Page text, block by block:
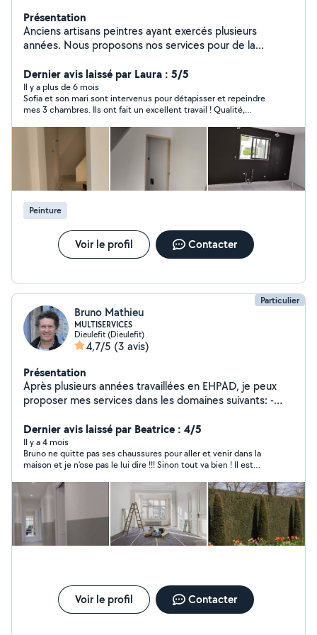
Présentation
Anciens artisans peintres ayant exercés plusieurs
années. Nous proposons nos services pour de la
de maçonnerie, placo et joints, peinture portail volets et
portes... Etc. Nous essayons de garder des prix corrects
pour que tout le monde puisse s'y retrouver. Personne
sérieuses et soignées ayant le souci du détail. Pour plus
de renseignements n'hésitez pas à nous envoyer un
petit message devis gratuit.
Dernier avis laissé par Laura : 5/5
Il y a plus de 6 mois
Sofia et son mari sont intervenus pour détapisser et repeindre
mes 3 chambres. Ils ont fait un excellent travail ! Qualité,
ne manquerai pas de refaire appel à eux en cas de besoin !
Peinture
Voir le profil Contacter
Particulier
Bruno Mathieu
MULTISERVICES
Dieulefit (Dieulefit)
4,7/5 (3 avis)
Présentation
Après plusieurs années travaillées en EHPAD, je peux
proposer mes services dans les domaines suivants: -
- détapissage, pose de tapissierie et remise en peinture
- arrachage sol souple et pose. - petits travaux
deplomberie remplacement robinet - petits travaux
d'électricité remplacement prises - pose de rideaux ,
étagères etc.
Dernier avis laissé par Beatrice : 4/5
Il y a 4 mois
Bruno ne quitte pas ses chaussures pour aller et venir dans la
maison et je n’ose pas le lui dire !!! Sinon tout va bien ! Il est
Voir le profil Contacter